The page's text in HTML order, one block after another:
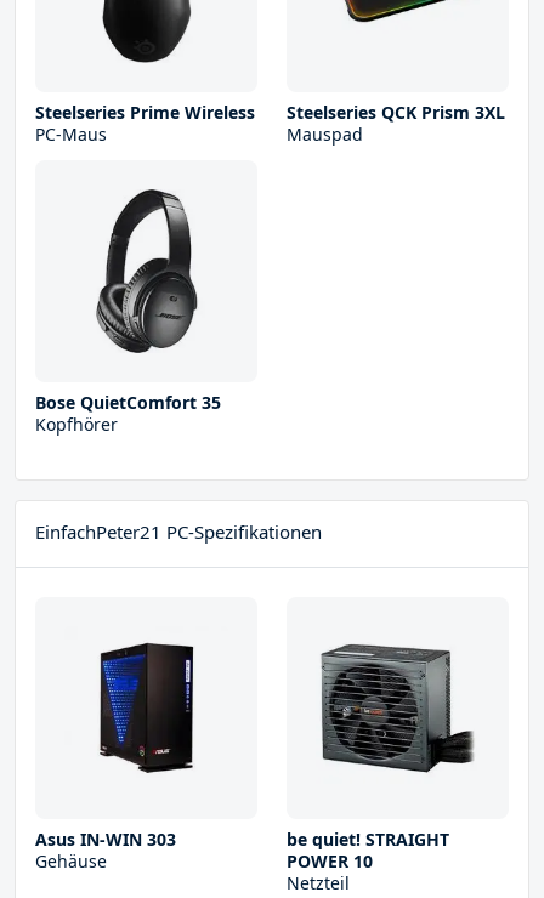
Steelseries Prime Wireless
PC-Maus
Steelseries QCK Prism 3XL
Mauspad
Bose QuietComfort 35
Kopfhörer
EinfachPeter21 PC-Spezifikationen
Asus IN-WIN 303
Gehäuse
be quiet! STRAIGHT
POWER 10
Netzteil